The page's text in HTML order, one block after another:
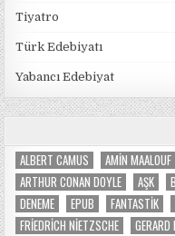
Tiyatro
Türk Edebiyatı
Yabancı Edebiyat
ALBERT CAMUS AMIN MAALOUF
ARTHUR CONAN DOYLE
AŞK
DENEME
EPUB FANTASTIK
FRIEDRICH NIETZSCHE
GERARD